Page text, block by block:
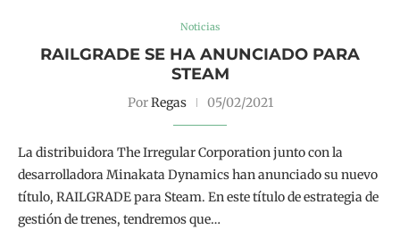
Noticias
RAILGRADE SE HA ANUNCIADO PARA
STEAM
PorRegas 05/02/2021
La distribuidora The Irregular Corporation junto con la
desarrolladora Minakata Dynamics han anunciado su nuevo
título, RAILGRADE para Steam. En este título de estrategia de
gestión de trenes, tendremos que…